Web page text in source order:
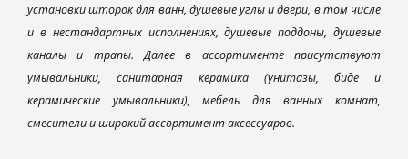
установки шторок для ванн, душевые углы и двери, в том числе
и в нестандартных исполнениях, душевые поддоны, душевые
каналы и трапы. Далее в ассортименте присутствуют
умывальники, санитарная керамика (унитазы, биде и
керамические умывальники), мебель для ванных комнат,
смесители и широкий ассортимент аксессуаров.